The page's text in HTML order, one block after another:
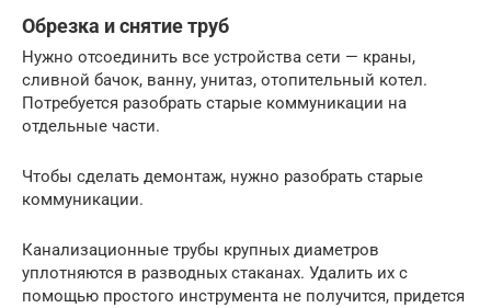
Обрезка и снятие труб
Нужно отсоединить все устройства сети — краны,
сливной бачок, ванну, унитаз, отопительный котел.
Потребуется разобрать старые коммуникации на
отдельные части.
Чтобы сделать демонтаж, нужно разобрать старые
коммуникации.
Канализационные трубы крупных диаметров
уплотняются в разводных стаканах. Удалить их с
помощью простого инструмента не получится, придется